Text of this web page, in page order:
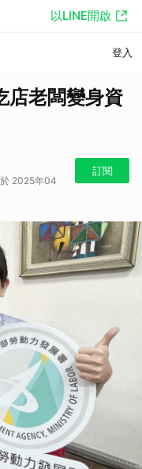
以LINE開啟
登入
店老闆變身資
2025年04
訂閱